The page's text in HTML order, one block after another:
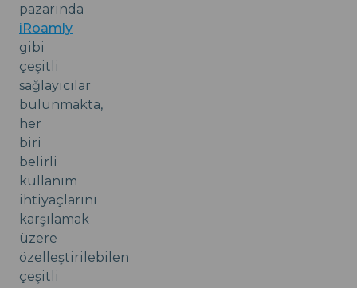
pazarında
iRoamly
gibi
çeşitli
sağlayıcılar
bulunmakta,
her
biri
belirli
kullanım
ihtiyaçlarını
karşılamak
üzere
özelleştirilebilen
çeşitli